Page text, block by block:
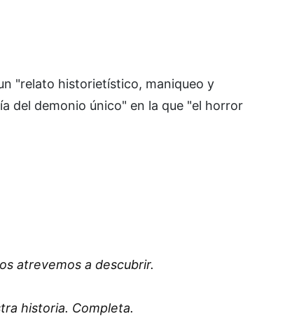
"relato historietístico, maniqueo y
del demonio único" en la que "el horror
atrevemos a descubrir.
historia. Completa.